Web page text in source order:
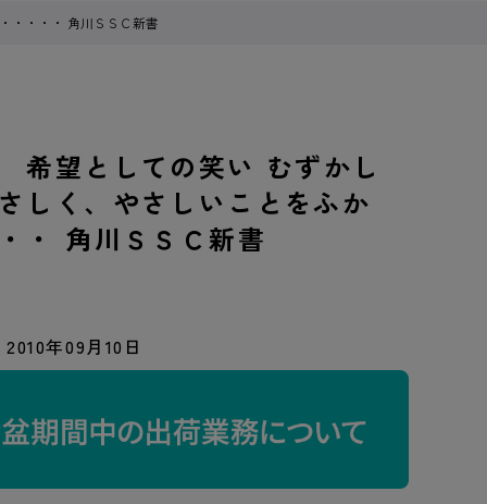
・・・・ 角川ＳＳＣ新書
希望としての笑い むずかし
しく、やさしいことをふか
・ 角川ＳＳＣ新書
2010年09月10日